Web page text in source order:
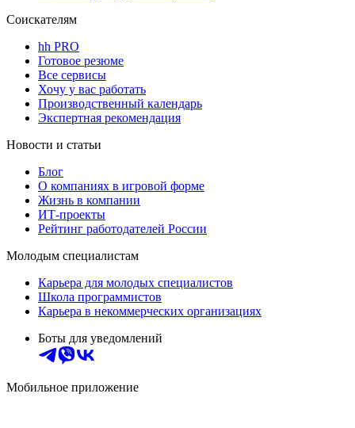
Соискателям
hh PRO
Готовое резюме
Все сервисы
Хочу у вас работать
Производственный календарь
Экспертная рекомендация
Новости и статьи
Блог
О компаниях в игровой форме
Жизнь в компании
ИТ-проекты
Рейтинг работодателей России
Молодым специалистам
Карьера для молодых специалистов
Школа программистов
Карьера в некоммерческих организациях
Боты для уведомлений
Мобильное приложение